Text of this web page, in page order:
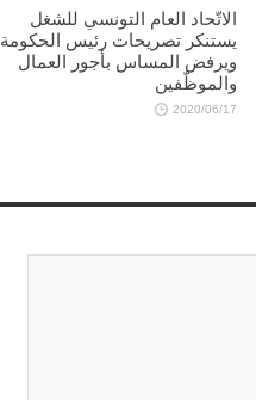
الاتّحاد العام التونسي للشغل
يستنكر تصريحات رئيس الحكومة
ويرفض المساس بأجور العمال
والموظّفين
2020/06/17